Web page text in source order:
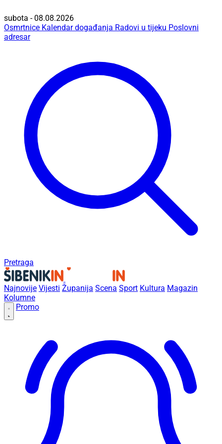
subota - 08.08.2026
Osmrtnice Kalendar događanja Radovi u tijeku Poslovni
adresar
Pretraga
Najnovije Vijesti Županija Scena Sport Kultura Magazin
Kolumne
Promo